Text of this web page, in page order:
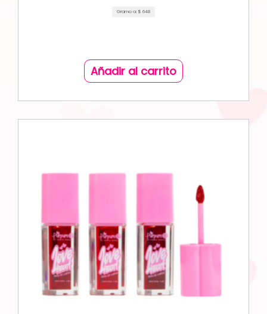
Gramo a: $ 648
Añadir al carrito